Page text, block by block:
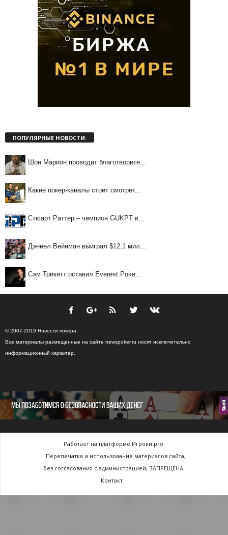
ПОПУЛЯРНЫЕ НОВОСТИ:
Шон Марион проводит благотворите...
Какие покер-каналы стоит смотрет...
Стюарт Раттер – чемпион GUKPT в...
Дэниел Вейнман выиграл $12,1 мил...
Сэм Трикетт оставил Everest Poke...
© 2007-2019 Новости покера.
Все материалы размещенные на сайте newspoker.ru носят исключительно
информационный характер.
Работает на платформе Игроки.pro.
Перепечатка и использование материалов сайта,
без согласования с администрацией, ЗАПРЕЩЕНА!
Контакт